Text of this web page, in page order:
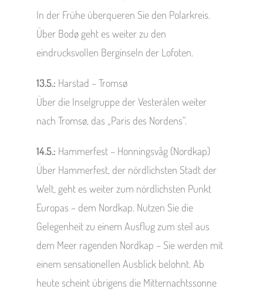
In der Frühe überqueren Sie den Polarkreis.
Über Bodø geht es weiter zu den
eindrucksvollen Berginseln der Lofoten.
13.5.: Harstad – Tromsø
Über die Inselgruppe der Vesterälen weiter
nach Tromsø, das „Paris des Nordens“.
14.5.: Hammerfest – Honningsvåg (Nordkap)
Über Hammerfest, der nördlichsten Stadt der
Welt, geht es weiter zum nördlichsten Punkt
Europas – dem Nordkap. Nutzen Sie die
Gelegenheit zu einem Ausflug zum steil aus
dem Meer ragenden Nordkap – Sie werden mit
einem sensationellen Ausblick belohnt. Ab
heute scheint übrigens die Mitternachtssonne